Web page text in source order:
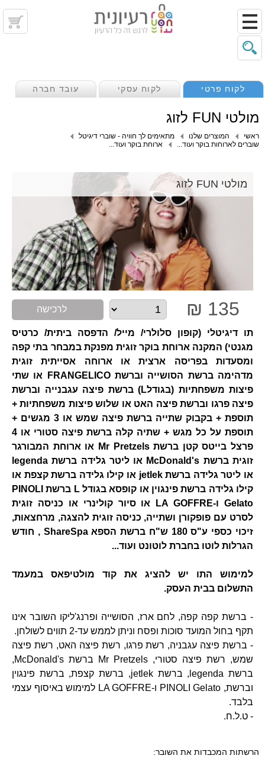
לקוח פרטי לקוח עסקי עובד חברה
מולטי FUN לזוג
ראשי המוצרים שלנו
מתאימים לך חוויה - שוברי דיגיטל
שוברים לארוחות בוקר ועוד...
ארוחת בוקר ועוד...
מולטי FUN לזוג
135 ₪ לרכישה
תו דיגיטלי (קופון סלולרי/ מייל/ הדפסה ביתית/ כרטיס
מגנטי) המקנה ארוחת בוקר זוגית מפנקת במבחר בתי קפה
ומסעדות בפריסה ארצית או ארוחה אסייתית זוגית
מדהימה ברשת הסושייה וברשת FRANGELICO או שתי
פיצות משפחתיות (בגודלL) ברשת פיצה עגבנייה וברשת
פיצה פרגו וברשת פיצה האט או שלוש פיצות משפחתיות +
תוספת + בקבוק שתייה ברשת פיצה שמש או 3 מגשים +
תוספת על כל מגש + שתיה קלה ברשת פיצה סטורי או 4
פרצל בייטס קטן ברשת Mr Pretzels או ארוחת המבורגר
זוגית ברשת McDonald's או ליטר גלידה ברשת legenda
או ליטר גלידה ברשת jetlek או קילו גלידה ברשת קצפת או
קילו גלידה ברשת פינגוין או קופסא בגודל L ברשת PINOLI
Gelato ו-LA GOFFRE או סיור קולינרי או כניסה זוגית
לסרט עם פופקורן ושתייה, כניסה זוגית להצגה, מרחצאות,
זיכוי כספי ע"ס 180 ש"ח ברשת הספא ShareSpa , חודש
הגרלות לוטו בחברת לוטונט ועוד...
למימוש התו יש להציג את קוד מולטיפאס במעמד
התשלום בבית העסק.
- ברשת קפה קפה, לחם ארז, הסושייה ופרנג'ליקו השובר אינו
תקף בחול המועד סוכות ופסח וניתן לממש עד-2 תווים לשולחן.
- ברשת פיצה עגבניה, רשת פרגו, רשת פיצה האט, רשת פיצה
שמש, רשת פיצה סטורי, Mr Pretzels ברשת McDonald's,
ברשת legenda, ברשת jetlek, ברשת קצפת, ברשת פינגוין
וברשת, PINOLI Gelato ו-LA GOFFRE למימוש באיסוף עצמי
בלבד.
- ט.ל.ח.
הרשתות המכבדות את השובר: